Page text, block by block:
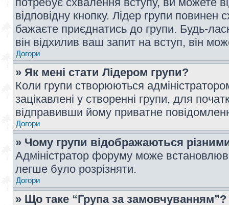
відповідну кнопку. Лідер групи
бажаєте приєднатись до групи. Будь-
він відхилив ваш запит на вступ, він
Догори
» Як мені стати Лідером групи?
Коли групи створюються
зацікавлені у створенні групи, для
відправивши йому приватне
Догори
» Чому групи відображаються
Адміністратор форуму може
легше було розрізняти.
Догори
» Що таке “Група за замовчуванням”?